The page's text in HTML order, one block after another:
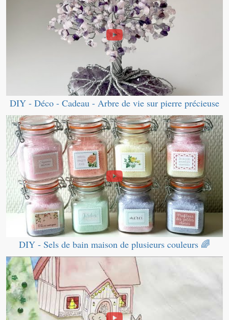
DIY - Déco - Cadeau - Arbre de vie sur pierre précieuse
DIY - Sels de bain maison de plusieurs couleurs 🌈